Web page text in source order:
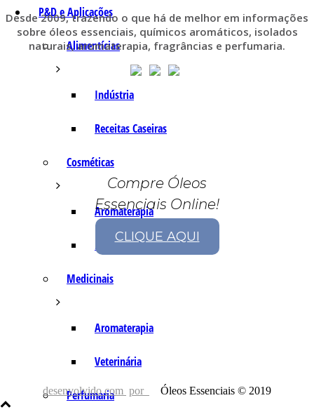
P&D e Aplicações
Alimentícias
Indústria
Receitas Caseiras
Cosméticas
Aromaterapia
Fórmulas Caseiras
Medicinais
Aromaterapia
Veterinária
Perfumaria
Desde 2009, trazendo o que há de melhor em informações
sobre óleos essenciais, químicos aromáticos, isolados
naturais, aromaterapia, fragrâncias e perfumaria.
Compre Óleos
Essenciais Online!
CLIQUE AQUI
desenvolvido com por Óleos Essenciais © 2019